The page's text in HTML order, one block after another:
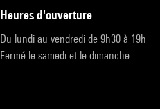
heures d'ouverture
Du lundi au vendredi de 9h30 à 19h
Fermé le samedi et le dimanche